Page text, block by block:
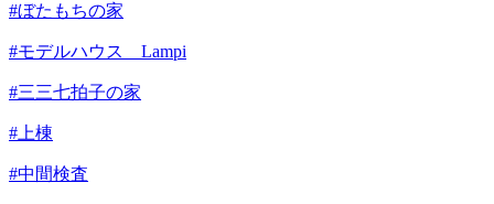
#ぼたもちの家
#モデルハウス Lampi
#三三七拍子の家
#上棟
#中間検査